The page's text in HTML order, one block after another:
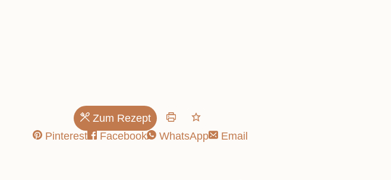
Zum Rezept
Pinterest
Facebook WhatsApp Email